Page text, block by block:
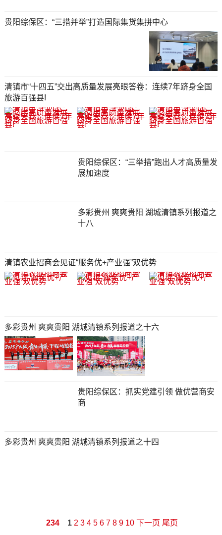
贵阳综保区：“三措并举”打造国际集货集拼中心
清镇市“十四五”交出高质量发展亮眼答卷：连续7年跻身全国
旅游百强县!
贵阳综保区：“三举措”跑出人才高质量发
展加速度
多彩贵州 爽爽贵阳 湖城清镇系列报道之
十八
清镇农业招商会见证“服务优+产业强”双优势
多彩贵州 爽爽贵阳 湖城清镇系列报道之十六
贵阳综保区：抓实党建引领 做优营商安
商
多彩贵州 爽爽贵阳 湖城清镇系列报道之十四
234 1 2 3 4 5 6 7 8 9 10 下一页 尾页